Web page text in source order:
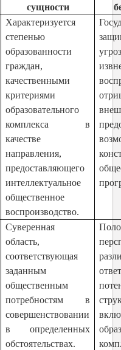
сущности
Характеризуется
степенью
образованности
граждан,
качественными
критериями
образовательного
комплекса в
качестве
направления,
предоставляющего
интеллектуальное
общественное
воспроизводство.
Суверенная
область,
соответствующая
заданным
общественным
потребностям в
совершенствовании
в определенных
обстоятельствах.